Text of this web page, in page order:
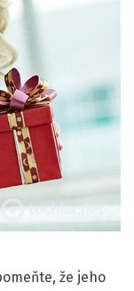
že jeho